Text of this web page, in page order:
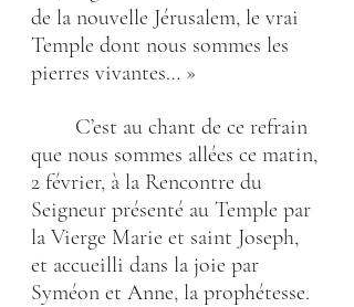
de la nouvelle Jérusalem, le vrai
Temple dont nous sommes les
pierres vivantes… »
C’est au chant de ce refrain
que nous sommes allées ce matin,
2 février, à la Rencontre du
Seigneur présenté au Temple par
la Vierge Marie et saint Joseph,
et accueilli dans la joie par
Syméon et Anne, la prophétesse.